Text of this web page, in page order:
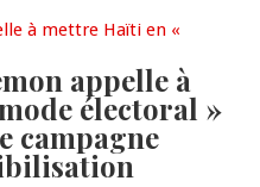
appelle à
électoral »
campagne